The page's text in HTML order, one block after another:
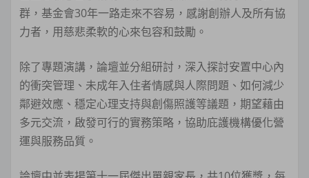
群，基金會30年一路走來不容易，感謝創辦人及所有協
力者，用慈悲柔軟的心來包容和鼓勵。
除了專題演講，論壇並分組研討，深入探討安置中心內
的衝突管理、未成年入住者情感與人際問題、如何減少
鄰避效應、穩定心理支持與創傷照護等議題，期望藉由
多元交流，啟發可行的實務策略，協助庇護機構優化營
運與服務品質。